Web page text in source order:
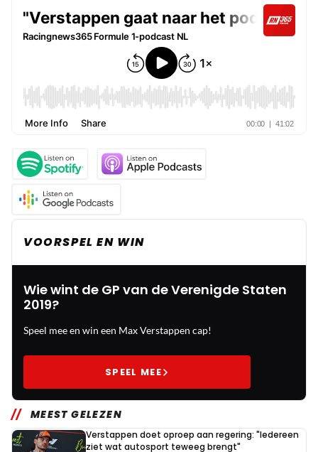
VOORSPEL EN WIN
Wie wint de GP van de Verenigde Staten
2019?
Speel mee en win een Max Verstappen cap!
SPEEL MEE
MEEST GELEZEN
Verstappen doet oproep aan regering: "Iedereen
ziet wat autosport teweeg brengt"